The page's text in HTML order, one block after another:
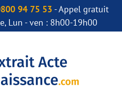
94 75 53 - Appel gratuit
Lun - ven : 8h00-19h00